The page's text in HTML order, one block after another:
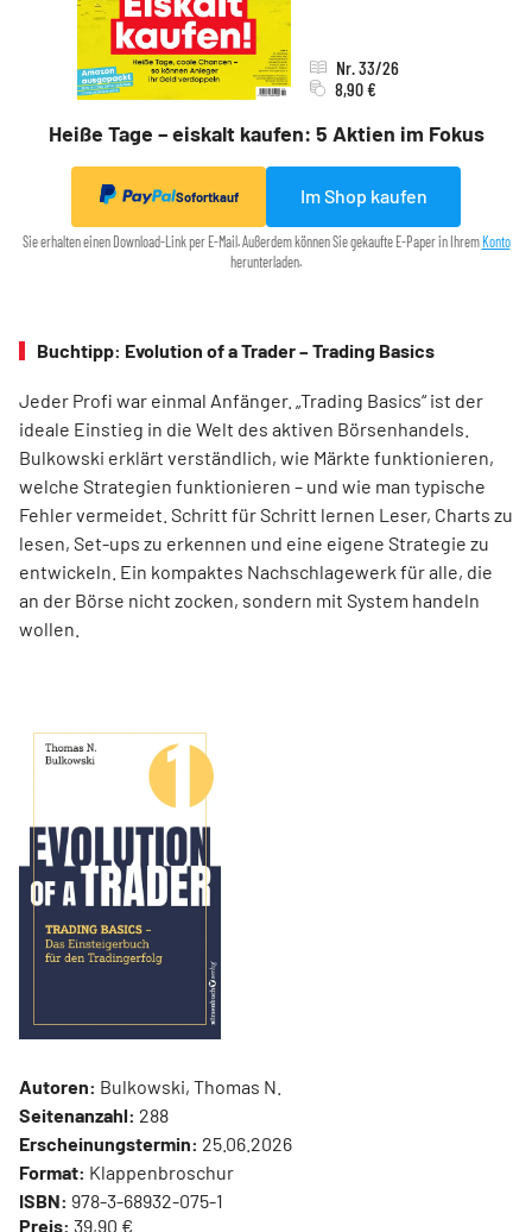
Heiße Tage – eiskalt kaufen: 5 Aktien im Fokus
Nr. 33/26
8,90 €
Sofortkauf Im Shop kaufen
Sie erhalten einen Download-Link per E-Mail. Außerdem können Sie gekaufte E-Paper in IhremKonto
herunterladen.
Buchtipp: Evolution of a Trader – Trading Basics
Jeder Profi war einmal Anfänger. „Trading Basics“ ist der
ideale Einstieg in die Welt des aktiven Börsenhandels.
Bulkowski erklärt verständlich, wie Märkte funktionieren,
welche Strategien funktionieren – und wie man typische
Fehler vermeidet. Schritt für Schritt lernen Leser, Charts zu
lesen, Set-ups zu erkennen und eine eigene Strategie zu
entwickeln. Ein kompaktes Nachschlagewerk für alle, die
an der Börse nicht zocken, sondern mit System handeln
wollen.
Autoren: Bulkowski, Thomas N.
Seitenanzahl: 288
Erscheinungstermin: 25.06.2026
Format: Klappenbroschur
ISBN: 978-3-68932-075-1
Preis: 39,90 €